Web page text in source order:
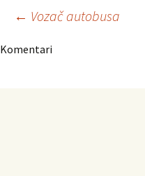
Navigacija
← Vozač autobusa
Komentari